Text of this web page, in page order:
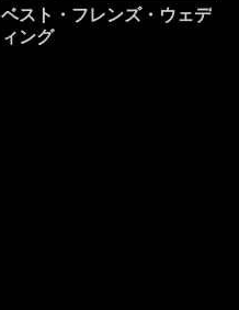
ベスト・フレンズ・ウェデ
ィング